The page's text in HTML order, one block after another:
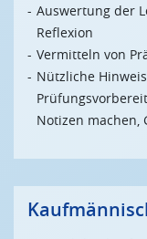
Auswertung der
Reflexion
Vermitteln von
Nützliche
Notizen machen,